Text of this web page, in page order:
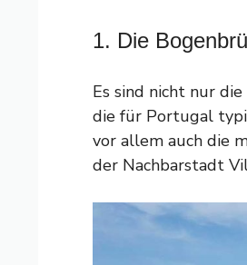
1. Die
Es sind nicht nur
die für Portugal
vor allem auch die
der Nachbarstadt